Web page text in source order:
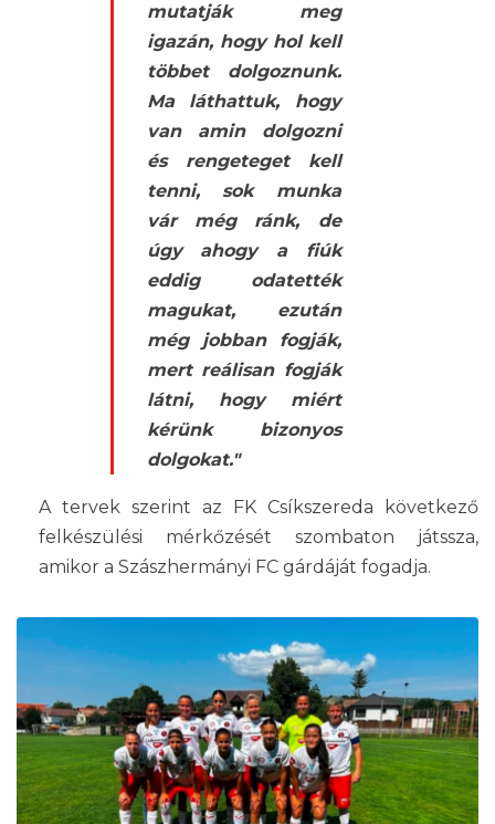
mutatják meg
igazán, hogy hol kell
többet dolgoznunk.
Ma láthattuk, hogy
van amin dolgozni
és rengeteget kell
tenni, sok munka
vár még ránk, de
úgy ahogy a fiúk
eddig odatették
magukat, ezután
még jobban fogják,
mert reálisan fogják
látni, hogy miért
kérünk bizonyos
dolgokat."
A tervek szerint az FK Csíkszereda következő
felkészülési mérkőzését szombaton játssza,
amikor a Szászhermányi FC gárdáját fogadja.